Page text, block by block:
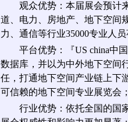
观众优势：本届展会预计
道、电力、房地产、地下空间
力、通信等行业35000专业人
平台优势：『US china中
数据库，并以为中外地下空间
任，打通地下空间产业链上下
可信赖的地下空间专业展览会
行业优势：依托全国的国